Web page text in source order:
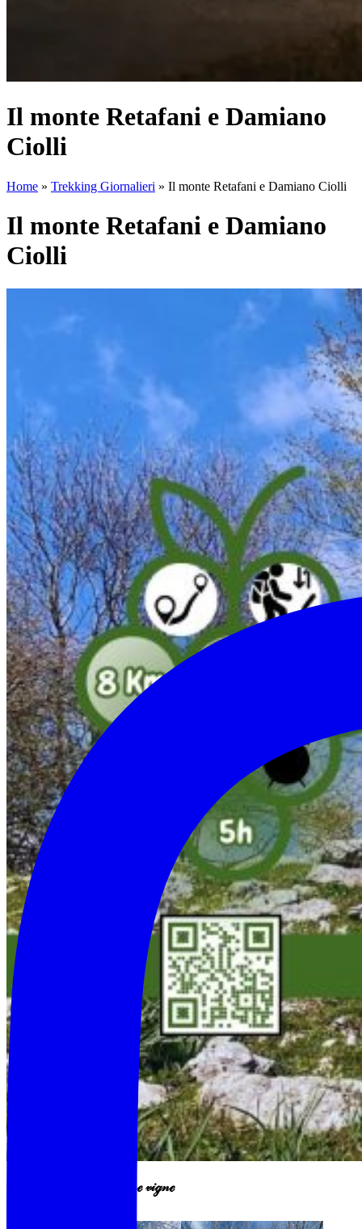
Il monte Retafani e Damiano
Ciolli
Home » Trekking Giornalieri » Il monte Retafani e Damiano Ciolli
Il monte Retafani e Damiano
Ciolli
ℰ𝓃ℴ𝓉𝓇ℯ𝓀𝓀𝒾𝓃ℊ 𝓉𝓇𝒶 𝓈ℯ𝓃𝓉𝒾ℯ𝓇𝒾 ℯ 𝓋𝒾ℊ𝓃ℯ